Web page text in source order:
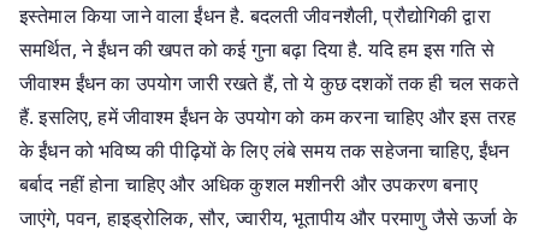
इस्तेमाल किया जाने वाला ईंधन है. बदलती जीवनशैली, प्रौद्योगिकी द्वारा
समर्थित, ने ईंधन की खपत को कई गुना बढ़ा दिया है. यदि हम इस गति से
जीवाश्म ईंधन का उपयोग जारी रखते हैं, तो ये कुछ दशकों तक ही चल सकते
हैं. इसलिए, हमें जीवाश्म ईंधन के उपयोग को कम करना चाहिए और इस तरह
के ईंधन को भविष्य की पीढ़ियों के लिए लंबे समय तक सहेजना चाहिए, ईंधन
बर्बाद नहीं होना चाहिए और अधिक कुशल मशीनरी और उपकरण बनाए
जाएंगे, पवन, हाइड्रोलिक, सौर, ज्वारीय, भूतापीय और परमाणु जैसे ऊर्जा के